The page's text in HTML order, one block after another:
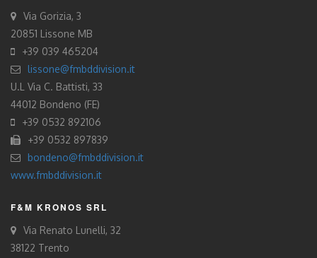
Via Gorizia, 3
20851 Lissone MB
+39 039 465204
lissone@fmbddivision.it
U.L Via C. Battisti, 33
44012 Bondeno (FE)
+39 0532 892106
+39 0532 897839
bondeno@fmbddivision.it
www.fmbddivision.it
F&M KRONOS SRL
Via Renato Lunelli, 32
38122 Trento